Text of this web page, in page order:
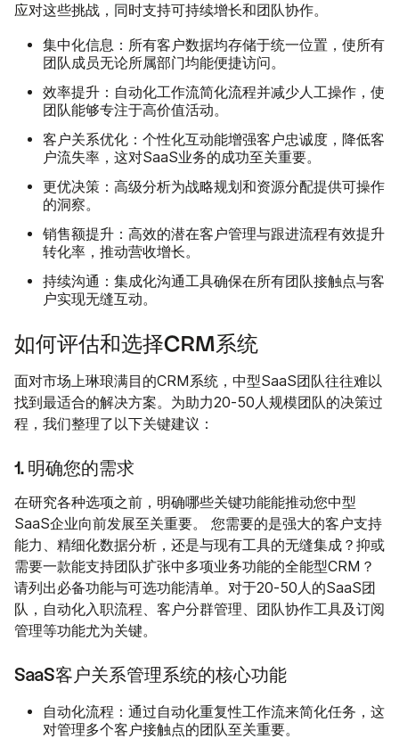
应对这些挑战，同时支持可持续增长和团队协作。
集中化信息： 所有客户数据均存储于统一位置，使所有
团队成员无论所属部门均能便捷访问。
效率提升： 自动化工作流简化流程并减少人工操作，使
团队能够专注于高价值活动。
客户关系优化： 个性化互动能增强客户忠诚度，降低客
户流失率，这对SaaS业务的成功至关重要。
更优决策： 高级分析为战略规划和资源分配提供可操作
的洞察。
销售额提升： 高效的潜在客户管理与跟进流程有效提升
转化率，推动营收增长。
持续沟通： 集成化沟通工具确保在所有团队接触点与客
户实现无缝互动。
如何评估和选择CRM系统
面对市场上琳琅满目的CRM系统，中型SaaS团队往往难以
找到最适合的解决方案。为助力20-50人规模团队的决策过
程，我们整理了以下关键建议：
1. 明确您的需求
在研究各种选项之前，明确哪些关键功能能推动您中型
SaaS企业向前发展至关重要。 您需要的是强大的客户支持
能力、精细化数据分析，还是与现有工具的无缝集成？抑或
需要一款能支持团队扩张中多项业务功能的全能型CRM？
请列出必备功能与可选功能清单。对于20-50人的SaaS团
队，自动化入职流程、客户分群管理、团队协作工具及订阅
管理等功能尤为关键。
SaaS客户关系管理系统的核心功能
自动化流程： 通过自动化重复性工作流来简化任务，这
对管理多个客户接触点的团队至关重要。